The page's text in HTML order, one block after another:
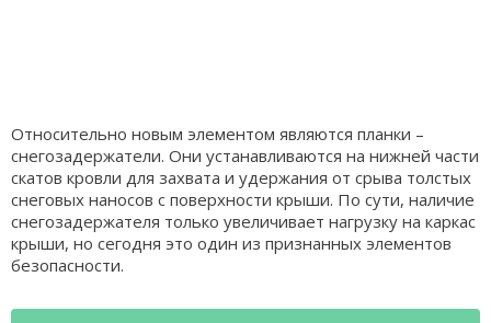
Относительно новым элементом являются планки –
снегозадержатели. Они устанавливаются на нижней части
скатов кровли для захвата и удержания от срыва толстых
снеговых наносов с поверхности крыши. По сути, наличие
снегозадержателя только увеличивает нагрузку на каркас
крыши, но сегодня это один из признанных элементов
безопасности.